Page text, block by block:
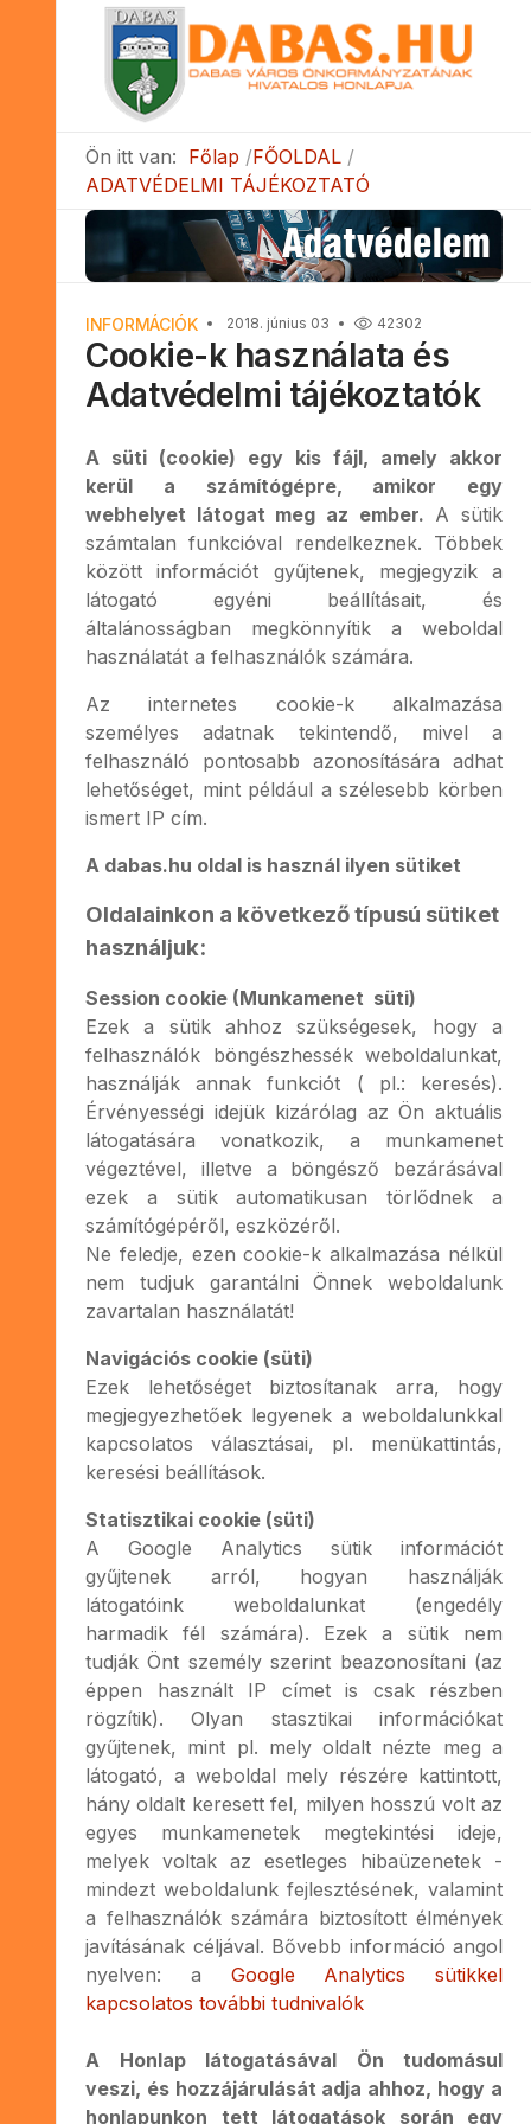
Ön itt van: Főlap
FŐOLDAL
ADATVÉDELMI TÁJÉKOZTATÓ
INFORMÁCIÓK 2018. június 03 42302
Cookie-k használata és
Adatvédelmi tájékoztatók
A süti (cookie) egy kis fájl, amely akkor
kerül a számítógépre, amikor egy
webhelyet látogat meg az ember. A sütik
számtalan funkcióval rendelkeznek. Többek
között információt gyűjtenek, megjegyzik a
látogató egyéni beállításait, és
általánosságban megkönnyítik a weboldal
használatát a felhasználók számára.
Az internetes cookie-k alkalmazása
személyes adatnak tekintendő, mivel a
felhasználó pontosabb azonosítására adhat
lehetőséget, mint például a szélesebb körben
ismert IP cím.
A dabas.hu oldal is használ ilyen sütiket
Oldalainkon a következő típusú sütiket
használjuk:
Session cookie (Munkamenet süti)
Ezek a sütik ahhoz szükségesek, hogy a
felhasználók böngészhessék weboldalunkat,
használják annak funkciót ( pl.: keresés).
Érvényességi idejük kizárólag az Ön aktuális
látogatására vonatkozik, a munkamenet
végeztével, illetve a böngésző bezárásával
ezek a sütik automatikusan törlődnek a
számítógépéről, eszközéről.
Ne feledje, ezen cookie-k alkalmazása nélkül
nem tudjuk garantálni Önnek weboldalunk
zavartalan használatát!
Navigációs cookie (süti)
Ezek lehetőséget biztosítanak arra, hogy
megjegyezhetőek legyenek a weboldalunkkal
kapcsolatos választásai, pl. menükattintás,
keresési beállítások.
Statisztikai cookie (süti)
A Google Analytics sütik információt
gyűjtenek arról, hogyan használják
látogatóink weboldalunkat (engedély
harmadik fél számára). Ezek a sütik nem
tudják Önt személy szerint beazonosítani (az
éppen használt IP címet is csak részben
rögzítik). Olyan stasztikai információkat
gyűjtenek, mint pl. mely oldalt nézte meg a
látogató, a weboldal mely részére kattintott,
hány oldalt keresett fel, milyen hosszú volt az
egyes munkamenetek megtekintési ideje,
melyek voltak az esetleges hibaüzenetek -
mindezt weboldalunk fejlesztésének, valamint
a felhasználók számára biztosított élmények
javításának céljával. Bővebb információ angol
nyelven: a Google Analytics sütikkel
kapcsolatos további tudnivalók
A Honlap látogatásával Ön tudomásul
veszi, és hozzájárulását adja ahhoz, hogy a
honlapunkon tett látogatások során egy